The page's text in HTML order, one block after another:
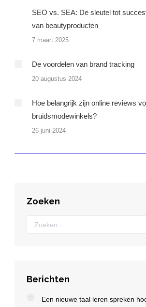
SEO vs. SEA: De sleutel tot
van beautyproducten
7 maart 2025
De voordelen van brand tracking
20 augustus 2024
Hoe belangrijk zijn online reviews
bruidsmodewinkels?
26 juni 2024
Zoeken
Zoeken:
Berichten
Een nieuwe taal leren spreken